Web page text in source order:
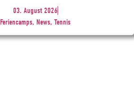
03. August 2026
Feriencamps, News, Tennis